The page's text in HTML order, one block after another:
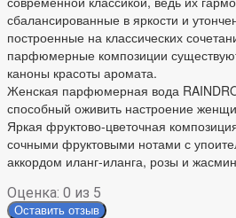
сбалансированные в яркости и
построенные на классических
парфюмерные композиции
каноны красоты аромата.
Женская парфюмерная вода
способный оживить настроение
Яркая фруктово-цветочная
сочными фруктовыми нотами с
аккордом иланг-иланга, розы и
Оценка: 0 из 5
Оставить отзыв